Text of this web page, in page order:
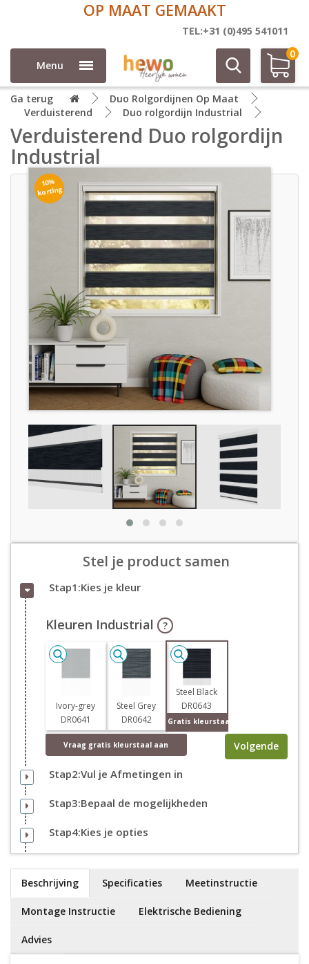
OP MAAT GEMAAKT
TEL:+31 (0)495 541011
Menu
0
Ga terug
Duo Rolgordijnen Op Maat
Verduisterend
Duo rolgordijn Industrial
Verduisterend Duo rolgordijn
Industrial
10%
korting
Stel je product samen
Stap1:Kies je kleur
Kleuren Industrial ?
Ivory-grey
DR0641
Steel Grey
DR0642
Steel Black
DR0643
Gratis kleurstaal
Vraag gratis kleurstaal aan Volgende
Stap2:Vul je Afmetingen in
Stap3:Bepaal de mogelijkheden
Stap4:Kies je opties
Beschrijving Specificaties Meetinstructie
Montage Instructie Elektrische Bediening
Advies